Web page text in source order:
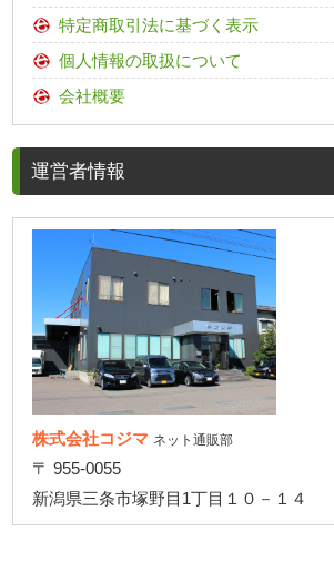
特定商取引法に基づく表示
個人情報の取扱について
会社概要
運営者情報
株式会社コジマ ネット通販部
〒 955-0055
新潟県三条市塚野目1丁目１０－１４